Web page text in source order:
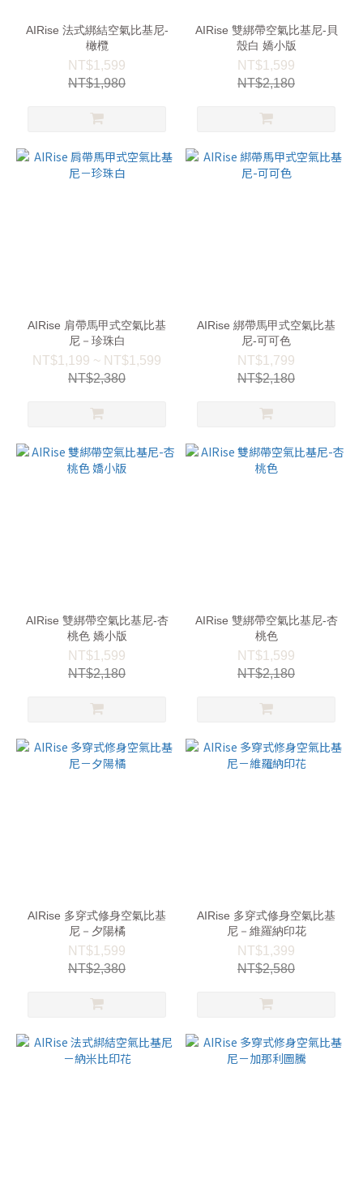
AIRise 法式綁結空氣比基尼-
橄欖
NT$1,599
NT$1,980
AIRise 雙綁帶空氣比基尼-貝
殼白 嬌小版
NT$1,599
NT$2,180
AIRise 肩帶馬甲式空氣比基
尼－珍珠白
NT$1,199 ~ NT$1,599
NT$2,380
AIRise 綁帶馬甲式空氣比基
尼-可可色
NT$1,799
NT$2,180
AIRise 雙綁帶空氣比基尼-杏
桃色 嬌小版
NT$1,599
NT$2,180
AIRise 雙綁帶空氣比基尼-杏
桃色
NT$1,599
NT$2,180
AIRise 多穿式修身空氣比基
尼－夕陽橘
NT$1,599
NT$2,380
AIRise 多穿式修身空氣比基
尼－維羅納印花
NT$1,399
NT$2,580